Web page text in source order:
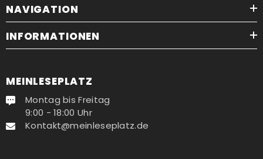
NAVIGATION
INFORMATIONEN
MEINLESEPLATZ
Montag bis Freitag
9:00 - 18:00 Uhr
Kontakt@meinleseplatz.de